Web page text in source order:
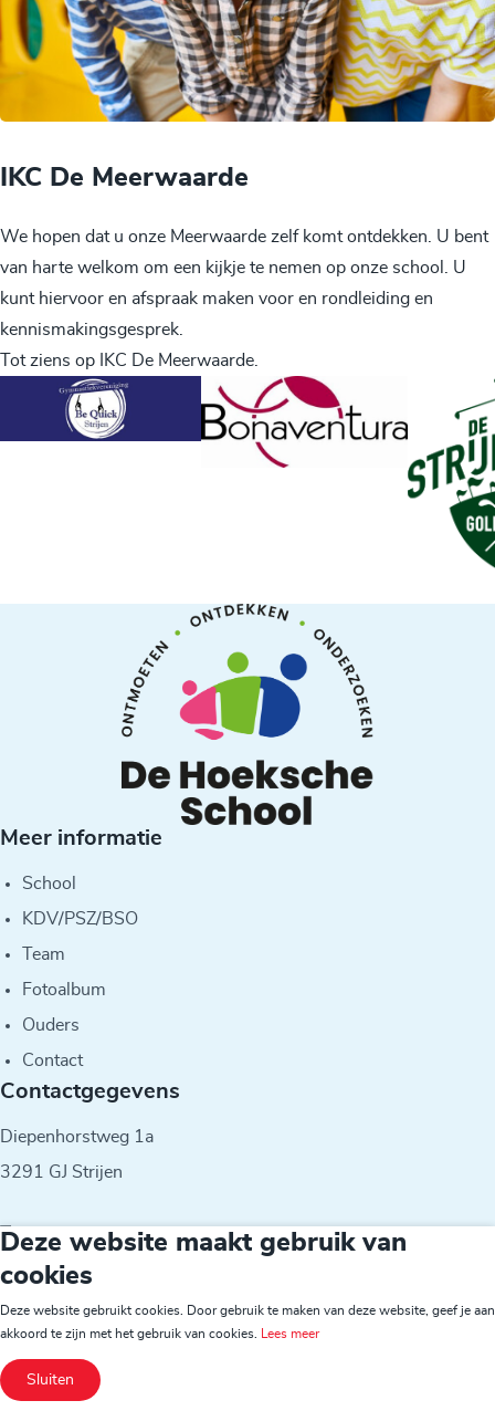
IKC De Meerwaarde
We hopen dat u onze Meerwaarde zelf komt ontdekken. U bent
van harte welkom om een kijkje te nemen op onze school. U
kunt hiervoor en afspraak maken voor en rondleiding en
kennismakingsgesprek.
Tot ziens op IKC De Meerwaarde.
Meer informatie
School
KDV/PSZ/BSO
Team
Fotoalbum
Ouders
Contact
Contactgegevens
Diepenhorstweg 1a
3291 GJ Strijen
T 078-6742344
E m.deman@dehoekscheschool.nl
© 2026 - IKC De Meerwaarde
Deze website maakt gebruik van
cookies
Deze website gebruikt cookies. Door gebruik te maken van deze website, geef je aan
akkoord te zijn met het gebruik van cookies.
Lees meer
Sluiten